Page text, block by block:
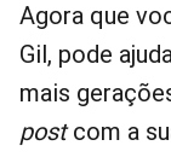
Agora que
Gil, pode
mais
postcom a